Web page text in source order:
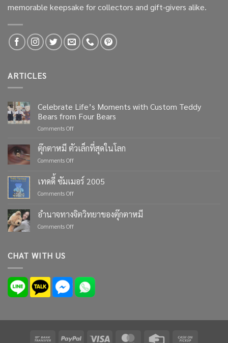
memorable keepsake for collectors and gift-givers alike.
ARTICLES
Celebrate Life’s Moments with Custom Teddy
Bears from Four Bears
Comments Offon
Life’s
Moments
with
Teddy
Bears
ตุ๊กตาหมี ตัวเล็กที่สุดในโลก
Comments Offon
ตัว
เล็ก
ใน
เทดดี้ ซัมเมอร์ 2005
Comments Offon
ดี้
ซัมเมอร์
2005
อำนาจทางจิตวิทยาของตุ๊กตาหมี
Comments Offon
หมี
CHAT WITH US
Bank PayPal Visa MasterCardCredit